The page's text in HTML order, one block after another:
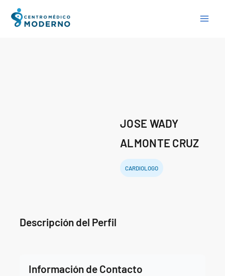
JOSE WADY
ALMONTE CRUZ
CARDIOLOGO
Información de Contacto
Descripción del Perfil